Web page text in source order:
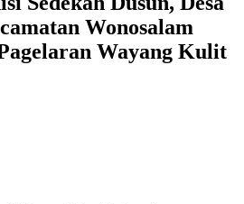
Wonosalam
Wayang Kulit